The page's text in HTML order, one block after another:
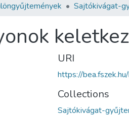
Sajtókivágat-
URI
https://
Collections
Sajtókivágat-